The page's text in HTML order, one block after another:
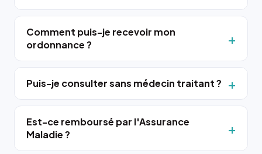
Comment puis-je recevoir mon
ordonnance ?
Puis-je consulter sans médecin traitant ?
Est-ce remboursé par l'Assurance
Maladie ?